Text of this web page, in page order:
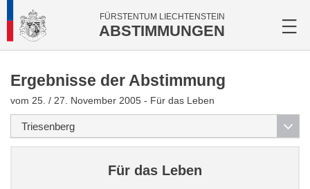
FÜRSTENTUM LIECHTENSTEIN
ABSTIMMUNGEN
Ergebnisse der Abstimmung
vom 25. / 27. November 2005 - Für das Leben
Für das Leben